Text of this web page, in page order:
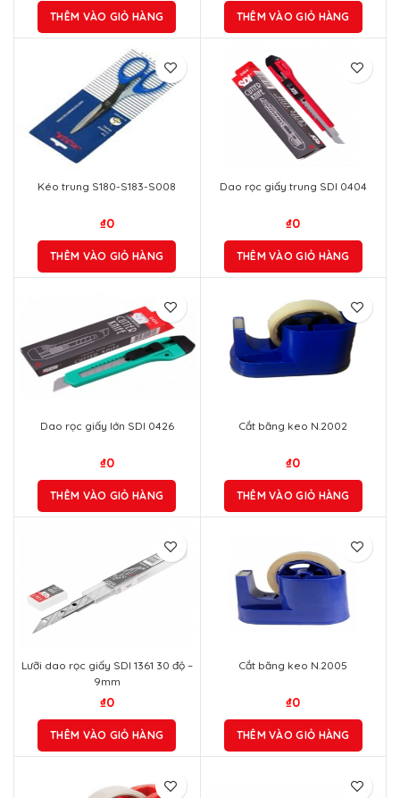
THÊM VÀO GIỎ HÀNG THÊM VÀO GIỎ HÀNG
Kéo trung S180-S183-S008
₫0
THÊM VÀO GIỎ HÀNG
Dao rọc giấy trung SDI 0404
₫0
THÊM VÀO GIỎ HÀNG
Dao rọc giấy lớn SDI 0426
₫0
THÊM VÀO GIỎ HÀNG
Cắt băng keo N.2002
₫0
THÊM VÀO GIỎ HÀNG
Lưỡi dao rọc giấy SDI 1361 30 độ –
9mm
₫0
THÊM VÀO GIỎ HÀNG
Cắt băng keo N.2005
₫0
THÊM VÀO GIỎ HÀNG